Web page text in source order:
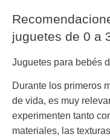
juguetes de 0 a
Juguetes para bebés
Durante los primeros
de vida, es muy
experimenten tanto
materiales, las